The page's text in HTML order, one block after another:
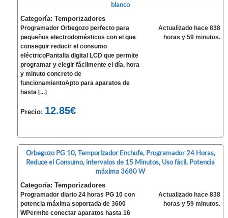
blanco
Categoría: Temporizadores
Programador Orbegozo perfecto para
pequeños electrodomésticos con el que
conseguir reducir el consumo
eléctricoPantalla digital LCD que permite
programar y elegir fácilmente el día, hora
y minuto concreto de
funcionamientoApto para aparatos de
hasta [...]
Precio: 12.85€
Actualizado hace 838
horas y 59 minutos.
Orbegozo PG 10, Temporizador Enchufe, Programador 24 Horas,
Reduce el Consumo, intervalos de 15 Minutos, Uso fácil, Potencia
máxima 3680 W
Categoría: Temporizadores
Programador diario 24 horas PG 10 con
potencia máxima soportada de 3600
WPermite conectar aparatos hasta 16
Actualizado hace 838
horas y 59 minutos.